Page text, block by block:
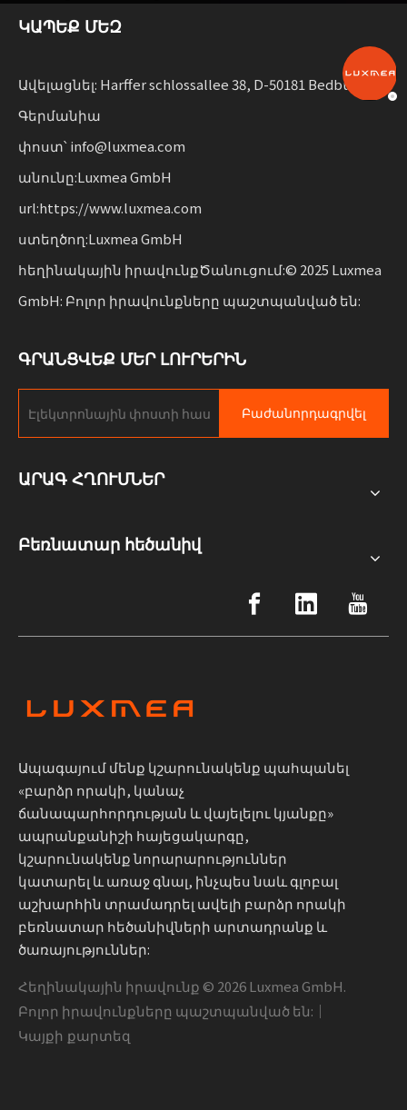
ծառայությունների և վարձակալության
համատեղում են ֆունկցիոնալությունը
կայուն շարժունակությունը ընդլայնող
ԿԱՊԵՔ ՄԵԶ
Ավելացնել: Harffer schlossallee 38, D-50181 Bedburg,
Գերմանիա
փոստ՝ info@luxmea.com
անունը:Luxmea GmbH
url:https://www.luxmea.com
ստեղծող:Luxmea GmbH
հեղինակային իրավունքԾանուցում:© 2025 Luxmea
GmbH: Բոլոր իրավունքները պաշտպանված են:
ԳՐԱՆՑՎԵՔ ՄԵՐ ԼՈՒՐԵՐԻՆ
Բաժանորդագրվել
ԱՐԱԳ ՀՂՈՒՄՆԵՐ
Բեռնատար հեծանիվ
Ապագայում մենք կշարունակենք պահպանել
«բարձր որակի, կանաչ
ճանապարհորդության և վայելելու կյանքը»
ապրանքանիշի հայեցակարգը,
կշարունակենք նորարարություններ
կատարել և առաջ գնալ, ինչպես նաև գլոբալ
աշխարհին տրամադրել ավելի բարձր որակի
բեռնատար հեծանիվների արտադրանք և
ծառայություններ:
Հեղինակային իրավունք © 2026Luxmea GmbH.
Բոլոր իրավունքները պաշտպանված են:｜
Կայքի քարտեզ